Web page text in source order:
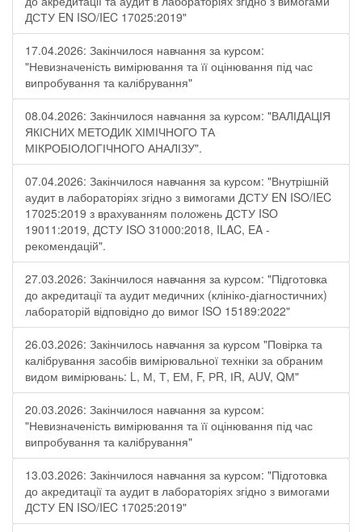
ДСТУ EN ISO/IEC 17025:2019"
17.04.2026: Закінчилося навчання за курсом:
"Невизначеність вимірювання та її оцінювання під час
випробування та калібрування"
08.04.2026: Закінчилося навчання за курсом: "ВАЛІДАЦІЯ
ЯКІСНИХ МЕТОДИК ХІМІЧНОГО ТА
МІКРОБІОЛОГІЧНОГО АНАЛІЗУ".
07.04.2026: Закінчилося навчання за курсом: "Внутрішній
аудит в лабораторіях згідно з вимогами ДСТУ EN ISO/IEC
17025:2019 з врахуванням положень ДСТУ ISO
19011:2019, ДСТУ ISO 31000:2018, ILAC, EA -
рекомендацій".
27.03.2026: Закінчилося навчання за курсом: "Підготовка
до акредитації та аудит медичних (клініко-діагностичних)
лабораторій відповідно до вимог ISO 15189:2022"
26.03.2026: Закінчилось навчання за курсом "Повірка та
калібрування засобів вимірювальної техніки за обраним
видом вимірювань: L, М, Т, ЕМ, F, РR, ІR, АUV, QМ"
20.03.2026: Закінчилося навчання за курсом:
"Невизначеність вимірювання та її оцінювання під час
випробування та калібрування"
13.03.2026: Закінчилося навчання за курсом: "Підготовка
до акредитації та аудит в лабораторіях згідно з вимогами
ДСТУ EN ISO/IEC 17025:2019"